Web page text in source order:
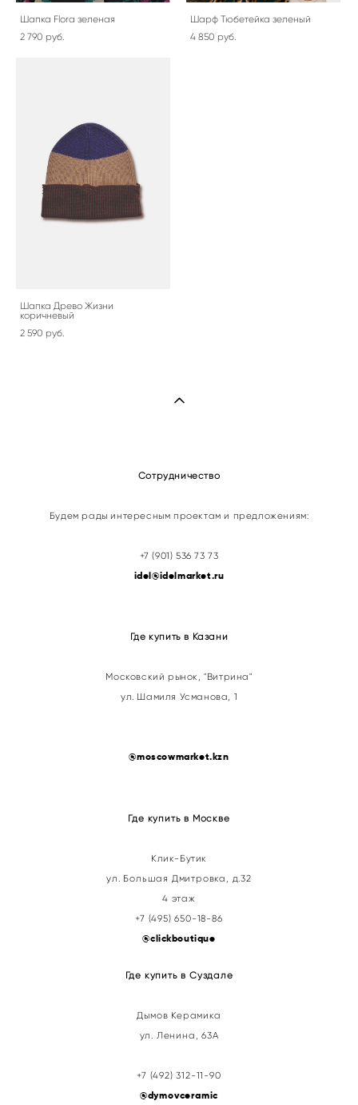
Шапка Flora зеленая
2 790 pуб.
Шарф Тюбетейка зеленый
4 850 pуб.
Шапка Древо Жизни
коричневый
2 590 pуб.
Сотрудничество
Будем рады интересным проектам и предложениям:
+7 (901) 536 73 73
idel@idelmarket.ru
Где купить в Казани
Московский рынок, "Витрина"
ул. Шамиля Усманова, 1
@moscowmarket.kzn
Где купить в Москве
Клик-Бутик
ул. Большая Дмитровка, д.32
4 этаж
+7 (495) 650-18-86
@clickboutique
Где купить в Суздале
Дымов Керамика
ул. Ленина, 63А
+7 (492) 312-11-90
@dymovceramic